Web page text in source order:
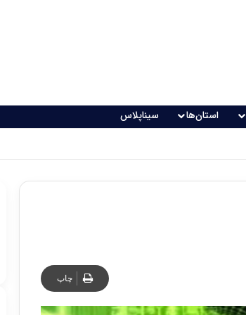
استان‌ها سیناپلاس
چاپ